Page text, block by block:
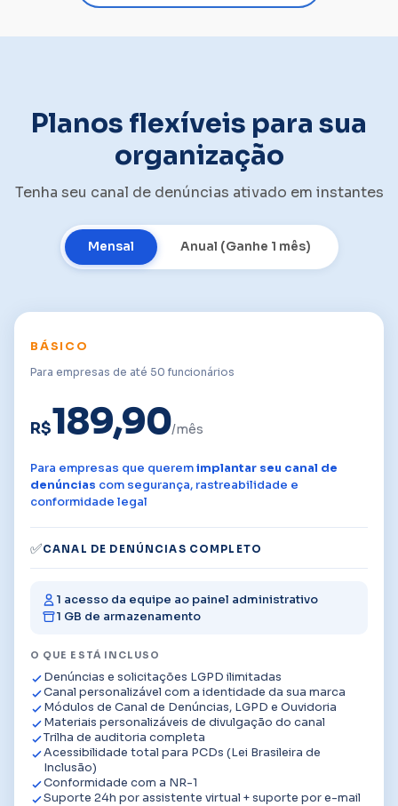
Planos flexíveis para sua
organização
Tenha seu canal de denúncias ativado em instantes
Mensal Anual (Ganhe 1 mês)
BÁSICO
Para empresas de até 50 funcionários
R$189,90/mês
Para empresas que queremimplantar seu canal de
denúncias com segurança, rastreabilidade e
conformidade legal
✅CANAL DE DENÚNCIAS COMPLETO
1 acesso da equipe ao painel administrativo
1 GB de armazenamento
O QUE ESTÁ INCLUSO
Denúncias e solicitações LGPD ilimitadas
Canal personalizável com a identidade da sua marca
Módulos de Canal de Denúncias, LGPD e Ouvidoria
Materiais personalizáveis de divulgação do canal
Trilha de auditoria completa
Acessibilidade total para PCDs (Lei Brasileira de
Inclusão)
Conformidade com a NR-1
Suporte 24h por assistente virtual + suporte por e-mail